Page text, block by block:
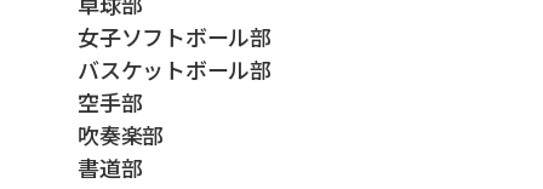
女子ソフトボール部
バスケットボール部
空手部
吹奏楽部
書道部